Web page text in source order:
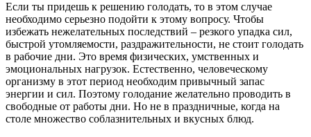
Если ты придешь к решению голодать, то в этом случае
необходимо серьезно подойти к этому вопросу. Чтобы
избежать нежелательных последствий – резкого упадка сил,
быстрой утомляемости, раздражительности, не стоит голодать
в рабочие дни. Это время физических, умственных и
эмоциональных нагрузок. Естественно, человеческому
организму в этот период необходим привычный запас
энергии и сил. Поэтому голодание желательно проводить в
свободные от работы дни. Но не в праздничные, когда на
столе множество соблазнительных и вкусных блюд.